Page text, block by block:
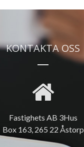
KONTAKTA OSS
Fastighets AB 3Hus
Box 163, 265 22 Åstorp